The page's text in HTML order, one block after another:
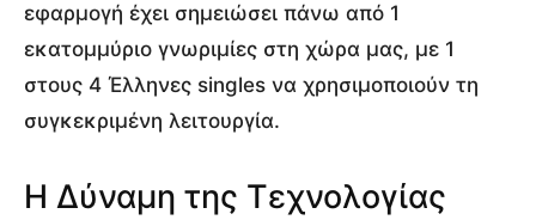
εφαρμογή έχει σημειώσει πάνω από 1
εκατομμύριο γνωριμίες στη χώρα μας, με 1
στους 4 Έλληνες singles να χρησιμοποιούν τη
συγκεκριμένη λειτουργία.
Η Δύναμη της Τεχνολογίας